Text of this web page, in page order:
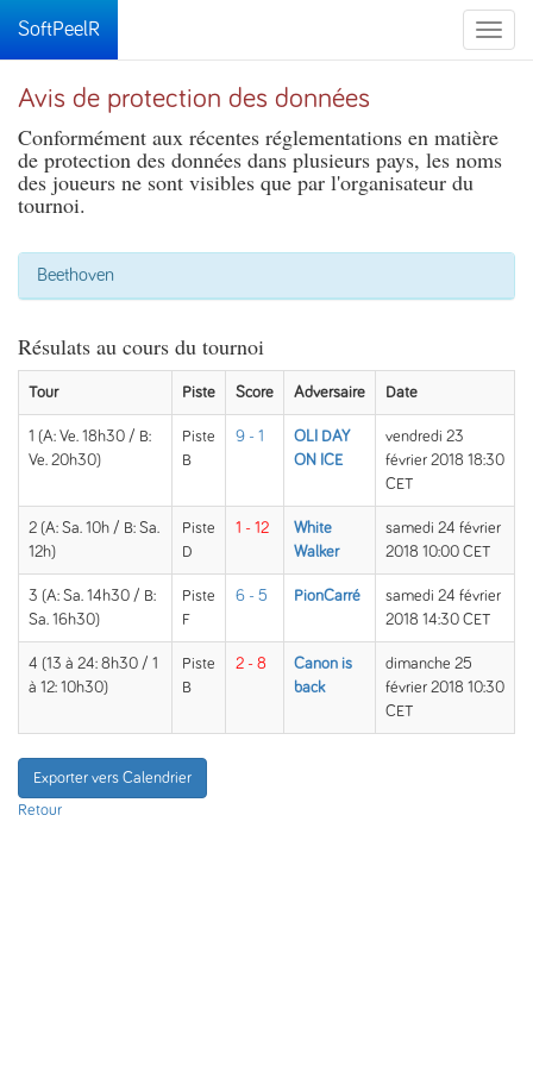
Toggle
SoftPeelR
Avis de protection des données
Conformément aux récentes réglementations en matière
de protection des données dans plusieurs pays, les noms
des joueurs ne sont visibles que par l'organisateur du
tournoi.
Beethoven
Résulats au cours du tournoi
Tour Piste Score Adversaire Date
1 (A: Ve. 18h30 / B:
Ve. 20h30)
Piste
B
9 - 1
OLI DAY
ON ICE
vendredi 23
février 2018 18:30
CET
2 (A: Sa. 10h / B: Sa.
12h)
Piste
D
1 - 12
White
Walker
samedi 24 février
2018 10:00 CET
3 (A: Sa. 14h30 / B:
Sa. 16h30)
Piste
F
6 - 5 PionCarré
samedi 24 février
2018 14:30 CET
4 (13 à 24: 8h30 / 1
à 12: 10h30)
Piste
B
2 - 8
Canon is
back
dimanche 25
février 2018 10:30
CET
Exporter vers Calendrier
Retour